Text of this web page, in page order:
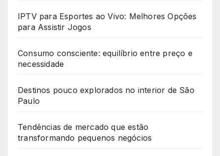
IPTV para Esportes ao Vivo: Melhores Opções
para Assistir Jogos
Consumo consciente: equilíbrio entre preço e
necessidade
Destinos pouco explorados no interior de São
Paulo
Tendências de mercado que estão
transformando pequenos negócios